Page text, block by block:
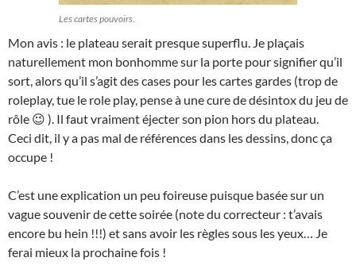
Les cartes pouvoirs.
Mon avis : le plateau serait presque superflu. Je plaçais
naturellement mon bonhomme sur la porte pour signifier qu’il
sort, alors qu’il s’agit des cases pour les cartes gardes (trop de
roleplay, tue le role play, pense à une cure de désintox du jeu de
rôle 😉 ). Il faut vraiment éjecter son pion hors du plateau.
Ceci dit, il y a pas mal de références dans les dessins, donc ça
occupe !
C’est une explication un peu foireuse puisque basée sur un
vague souvenir de cette soirée (note du correcteur : t’avais
encore bu hein !!!) et sans avoir les règles sous les yeux… Je
ferai mieux la prochaine fois !